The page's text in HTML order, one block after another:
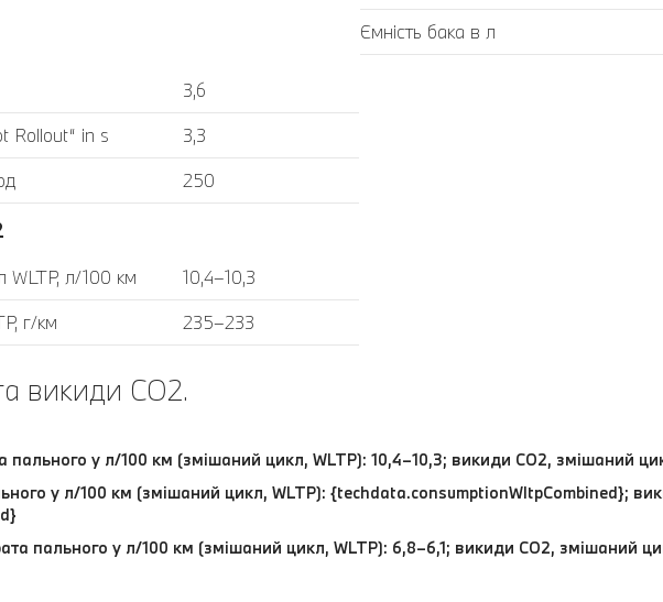
3,6
Rollout“ in s
3,3
250
WLTP, л/100 км
10,4–10,3
г/км
235–233
Ємність бака в л
викиди CO2.
пального у л/100 км (змішаний цикл, WLTP): 10,4–10,3; викиди CO2, змішаний
у л/100 км (змішаний цикл, WLTP): {techdata.consumptionWltpCombined};
пального у л/100 км (змішаний цикл, WLTP): 6,8–6,1; викиди CO2, змішаний